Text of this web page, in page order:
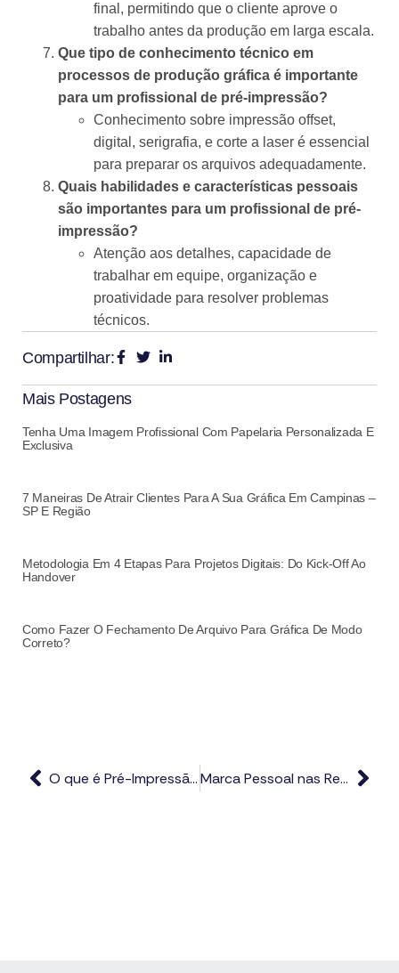
final, permitindo que o cliente aprove o
trabalho antes da produção em larga escala.
Que tipo de conhecimento técnico em
processos de produção gráfica é importante
para um profissional de pré-impressão?
Conhecimento sobre impressão offset,
digital, serigrafia, e corte a laser é essencial
para preparar os arquivos adequadamente.
Quais habilidades e características pessoais
são importantes para um profissional de pré-
impressão?
Atenção aos detalhes, capacidade de
trabalhar em equipe, organização e
proatividade para resolver problemas
técnicos.
Compartilhar:
Mais Postagens
Tenha Uma Imagem Profissional Com Papelaria Personalizada E
Exclusiva
7 Maneiras De Atrair Clientes Para A Sua Gráfica Em Campinas –
SP E Região
Metodologia Em 4 Etapas Para Projetos Digitais: Do Kick-Off Ao
Handover
Como Fazer O Fechamento De Arquivo Para Gráfica De Modo
Correto?
O que é Pré-Impressão? Marca Pessoal nas Redes Sociais e Alavancam Negócios